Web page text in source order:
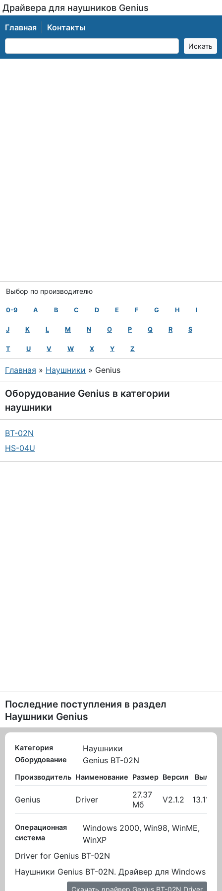
Драйвера для наушников Genius
Главная Контакты
Выбор по производителю
0-9 A B C D E F G H I
J K L M N O P Q R S
T U V W X Y Z
Главная » Наушники » Genius
Оборудование Genius в категории
наушники
BT-02N
HS-04U
Последние поступления в раздел
Наушники Genius
Категория Наушники
Оборудование Genius BT-02N
Производитель Наименование Размер Версия
Genius Driver
27.37
Мб
V2.1.2
Операционная
система
Windows 2000, Win98, WinME,
WinXP
Driver for Genius BT-02N
Наушники Genius BT-02N. Драйвер для Windows
Скачать драйвер Genius BT-02N Driver